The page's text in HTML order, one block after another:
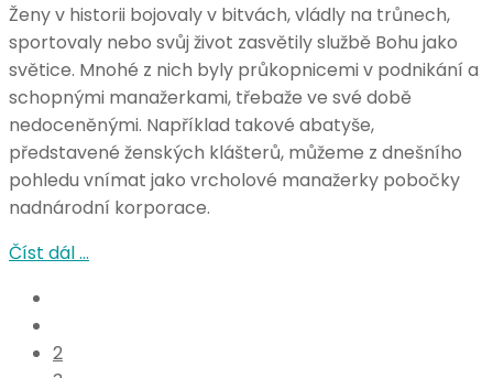
Ženy v historii bojovaly v bitvách, vládly na trůnech,
sportovaly nebo svůj život zasvětily službě Bohu jako
světice. Mnohé z nich byly průkopnicemi v podnikání a
schopnými manažerkami, třebaže ve své době
nedoceněnými. Například takové abatyše,
představené ženských klášterů, můžeme z dnešního
pohledu vnímat jako vrcholové manažerky pobočky
nadnárodní korporace.
Číst dál …
2